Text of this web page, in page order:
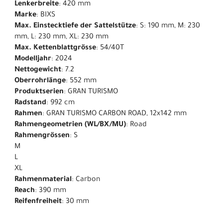
Lenkerbreite: 420 mm
Marke: BIXS
Max. Einstecktiefe der Sattelstütze: S: 190 mm, M: 230
mm, L: 230 mm, XL: 230 mm
Max. Kettenblattgrösse: 54/40T
Modelljahr: 2024
Nettogewicht: 7.2
Oberrohrlänge: 552 mm
Produktserien: GRAN TURISMO
Radstand: 992 cm
Rahmen: GRAN TURISMO CARBON ROAD, 12x142 mm
Rahmengeometrien (WL/BX/MU): Road
Rahmengrössen: S
M
L
XL
Rahmenmaterial: Carbon
Reach: 390 mm
Reifenfreiheit: 30 mm